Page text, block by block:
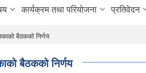
कार्यक्रम तथा परियोजना प्रतिवेदन
बैठकको निर्णय
बैठकको निर्णय